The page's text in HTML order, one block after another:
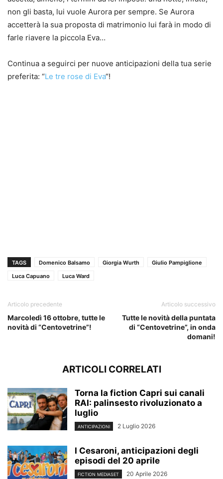
non gli basta, lui vuole Aurora per sempre. Se Aurora
accetterà la sua proposta di matrimonio lui farà in modo di
farle riavere la piccola Eva…
Continua a seguirci per nuove anticipazioni della tua serie
preferita: “Le tre rose di Eva“!
TAGS Domenico Balsamo Giorgia Wurth
Giulio Pampiglione
Luca Capuano
Luca Ward
Articolo precedente
Marcoledì 16 ottobre, tutte le
novità di “Centovetrine”!
Articolo successivo
Tutte le novità della puntata
di “Centovetrine”, in onda
domani!
ARTICOLI CORRELATI
Torna la fiction Capri sui canali
RAI: palinsesto rivoluzionato a
luglio
ANTICIPAZIONI 2 Luglio 2026
I Cesaroni, anticipazioni degli
episodi del 20 aprile
FICTION MEDIASET 20 Aprile 2026